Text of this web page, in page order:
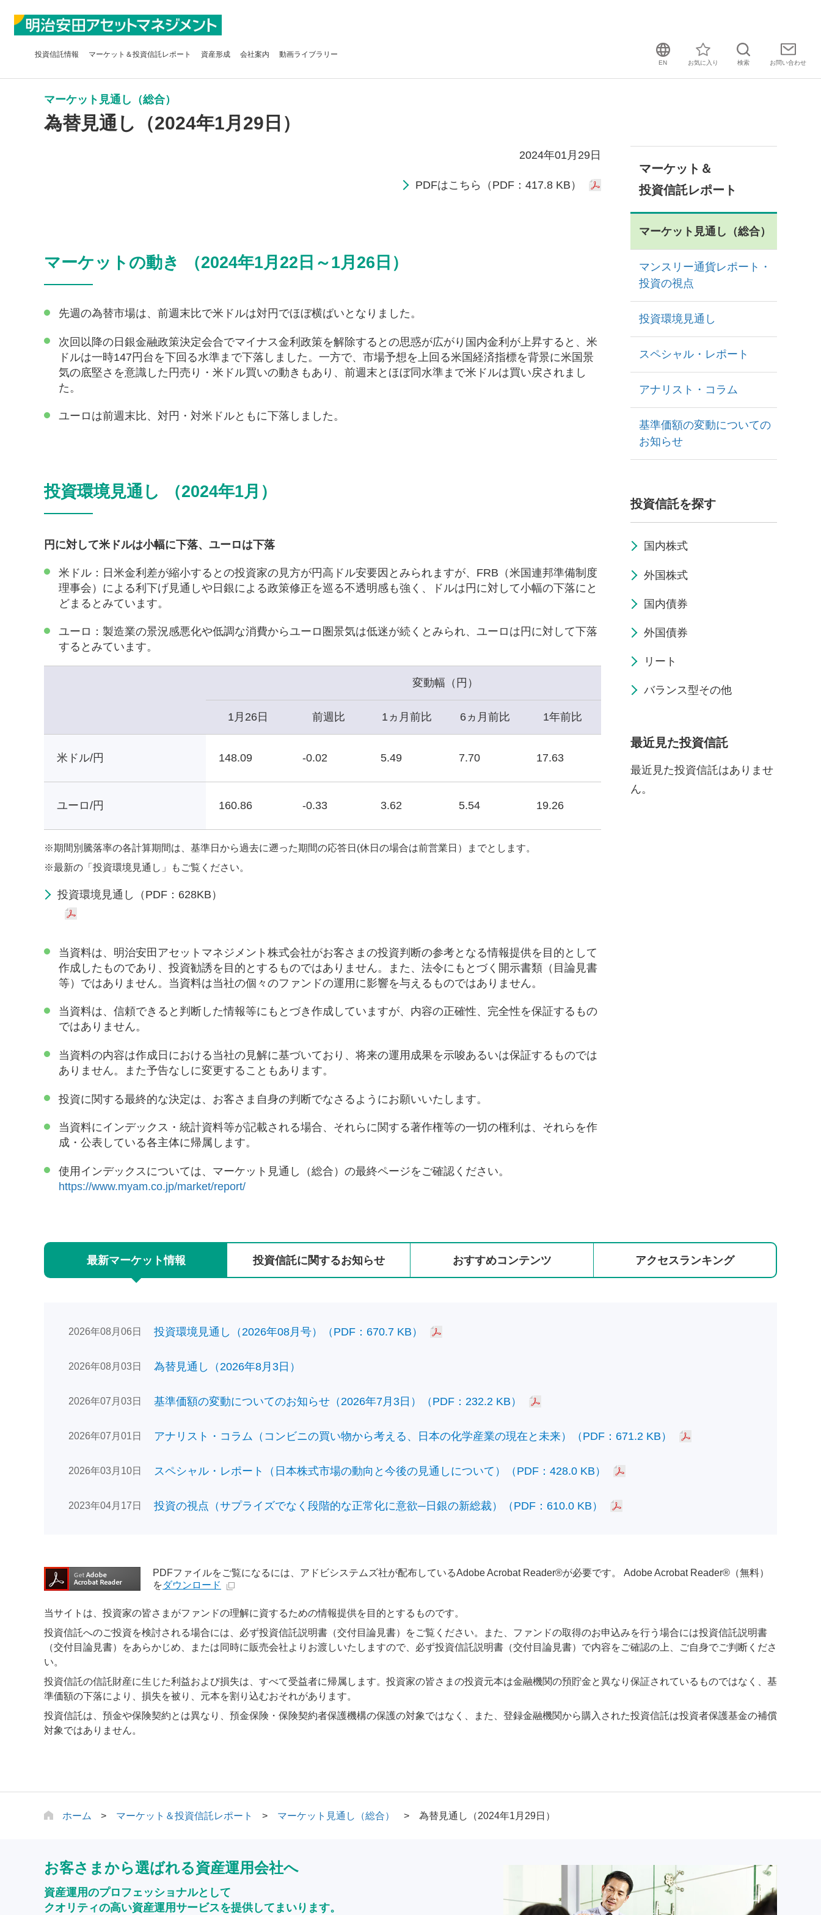
投資信託情報 マーケット＆投資信託レポート 資産形成 会社案内 動画ライブラリー
EN お気に入り 検索 お問い合わせ
マーケット見通し（総合）
為替見通し（2024年1月29日）
2024年01月29日
PDFはこちら（PDF：417.8 KB）
マーケットの動き （2024年1月22日～1月26日）
先週の為替市場は、前週末比で米ドルは対円でほぼ横ばいとなりました。
次回以降の日銀金融政策決定会合でマイナス金利政策を解除するとの思惑が広がり国内金利が上昇すると、米
ドルは一時147円台を下回る水準まで下落しました。一方で、市場予想を上回る米国経済指標を背景に米国景
気の底堅さを意識した円売り・米ドル買いの動きもあり、前週末とほぼ同水準まで米ドルは買い戻されまし
た。
ユーロは前週末比、対円・対米ドルともに下落しました。
投資環境見通し （2024年1月）
円に対して米ドルは小幅に下落、ユーロは下落
米ドル：日米金利差が縮小するとの投資家の見方が円高ドル安要因とみられますが、FRB（米国連邦準備制度
理事会）による利下げ見通しや日銀による政策修正を巡る不透明感も強く、ドルは円に対して小幅の下落にと
どまるとみています。
ユーロ：製造業の景況感悪化や低調な消費からユーロ圏景気は低迷が続くとみられ、ユーロは円に対して下落
するとみています。
変動幅（円）
1月26日 前週比 1ヵ月前比 6ヵ月前比 1年前比
米ドル/円 148.09 -0.02 5.49 7.70 17.63
ユーロ/円 160.86 -0.33 3.62 5.54 19.26
※期間別騰落率の各計算期間は、基準日から過去に遡った期間の応答日(休日の場合は前営業日）までとします。
※最新の「投資環境見通し」もご覧ください。
投資環境見通し（PDF：628KB）
当資料は、明治安田アセットマネジメント株式会社がお客さまの投資判断の参考となる情報提供を目的として
作成したものであり、投資勧誘を目的とするものではありません。また、法令にもとづく開示書類（目論見書
等）ではありません。当資料は当社の個々のファンドの運用に影響を与えるものではありません。
当資料は、信頼できると判断した情報等にもとづき作成していますが、内容の正確性、完全性を保証するもの
ではありません。
当資料の内容は作成日における当社の見解に基づいており、将来の運用成果を示唆あるいは保証するものでは
ありません。また予告なしに変更することもあります。
投資に関する最終的な決定は、お客さま自身の判断でなさるようにお願いいたします。
当資料にインデックス・統計資料等が記載される場合、それらに関する著作権等の一切の権利は、それらを作
成・公表している各主体に帰属します。
使用インデックスについては、マーケット見通し（総合）の最終ページをご確認ください。
https://www.myam.co.jp/market/report/
マーケット＆
投資信託レポート
マーケット見通し（総合）
マンスリー通貨レポート・
投資の視点
投資環境見通し
スペシャル・レポート
アナリスト・コラム
基準価額の変動についての
お知らせ
投資信託を探す
国内株式
外国株式
国内債券
外国債券
リート
バランス型その他
最近見た投資信託
最近見た投資信託はありませ
ん。
最新マーケット情報 投資信託に関するお知らせ おすすめコンテンツ アクセスランキング
2026年08月06日 投資環境見通し（2026年08月号）（PDF：670.7 KB）
2026年08月03日 為替見通し（2026年8月3日）
2026年07月03日 基準価額の変動についてのお知らせ（2026年7月3日）（PDF：232.2 KB）
2026年07月01日 アナリスト・コラム（コンビニの買い物から考える、日本の化学産業の現在と未来）（PDF：671.2 KB）
2026年03月10日 スペシャル・レポート（日本株式市場の動向と今後の見通しについて）（PDF：428.0 KB）
2023年04月17日 投資の視点（サプライズでなく段階的な正常化に意欲─日銀の新総裁）（PDF：610.0 KB）
PDFファイルをご覧になるには、アドビシステムズ社が配布しているAdobe Acrobat Reader®が必要です。 Adobe Acrobat Reader®（無料）
をダウンロード
当サイトは、投資家の皆さまがファンドの理解に資するための情報提供を目的とするものです。
投資信託へのご投資を検討される場合には、必ず投資信託説明書（交付目論見書）をご覧ください。また、ファンドの取得のお申込みを行う場合には投資信託説明書
（交付目論見書）をあらかじめ、または同時に販売会社よりお渡しいたしますので、必ず投資信託説明書（交付目論見書）で内容をご確認の上、ご自身でご判断くださ
い。
投資信託の信託財産に生じた利益および損失は、すべて受益者に帰属します。投資家の皆さまの投資元本は金融機関の預貯金と異なり保証されているものではなく、基
準価額の下落により、損失を被り、元本を割り込むおそれがあります。
投資信託は、預金や保険契約とは異なり、預金保険・保険契約者保護機構の保護の対象ではなく、また、登録金融機関から購入された投資信託は投資者保護基金の補償
対象ではありません。
ホーム マーケット＆投資信託レポート マーケット見通し（総合） 為替見通し（2024年1月29日）
お客さまから選ばれる資産運用会社へ
資産運用のプロフェッショナルとして
クオリティの高い資産運用サービスを提供してまいります。